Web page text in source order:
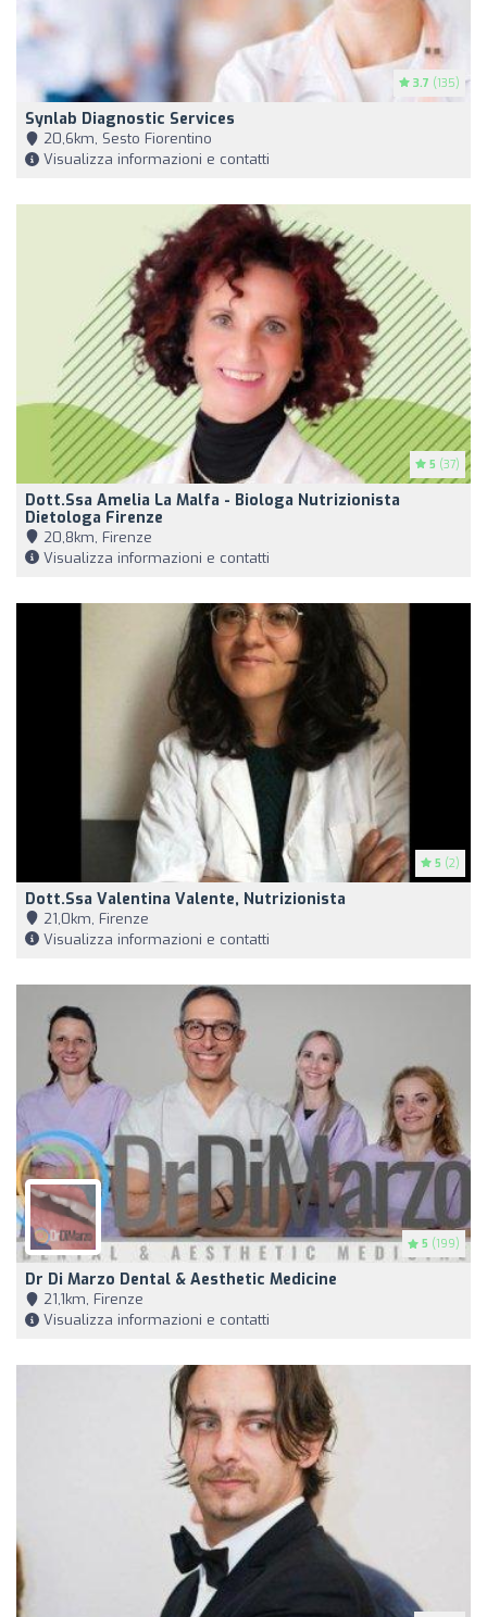
3.7 (135)
Synlab Diagnostic Services
20,6km, Sesto Fiorentino
Visualizza informazioni e contatti
5 (37)
Dott.ssa Amelia La Malfa - Biologa Nutrizionista
Dietologa Firenze
20,8km, Firenze
Visualizza informazioni e contatti
5 (2)
Dott.ssa Valentina Valente, Nutrizionista
21,0km, Firenze
Visualizza informazioni e contatti
5 (199)
Dr Di Marzo Dental & Aesthetic Medicine
21,1km, Firenze
Visualizza informazioni e contatti